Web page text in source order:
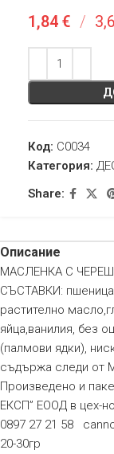
1,84 € /
Код: C0034
Категория:
Share:
Описание
МАСЛЕНКА С
СЪСТАВКИ: пшеница
растително
яйца,ванилия, без
(палмови ядки),
съдържа следи от
Произведено и
ЕКСП” ЕООД в цех-
0897 27 21 58
20-30гр